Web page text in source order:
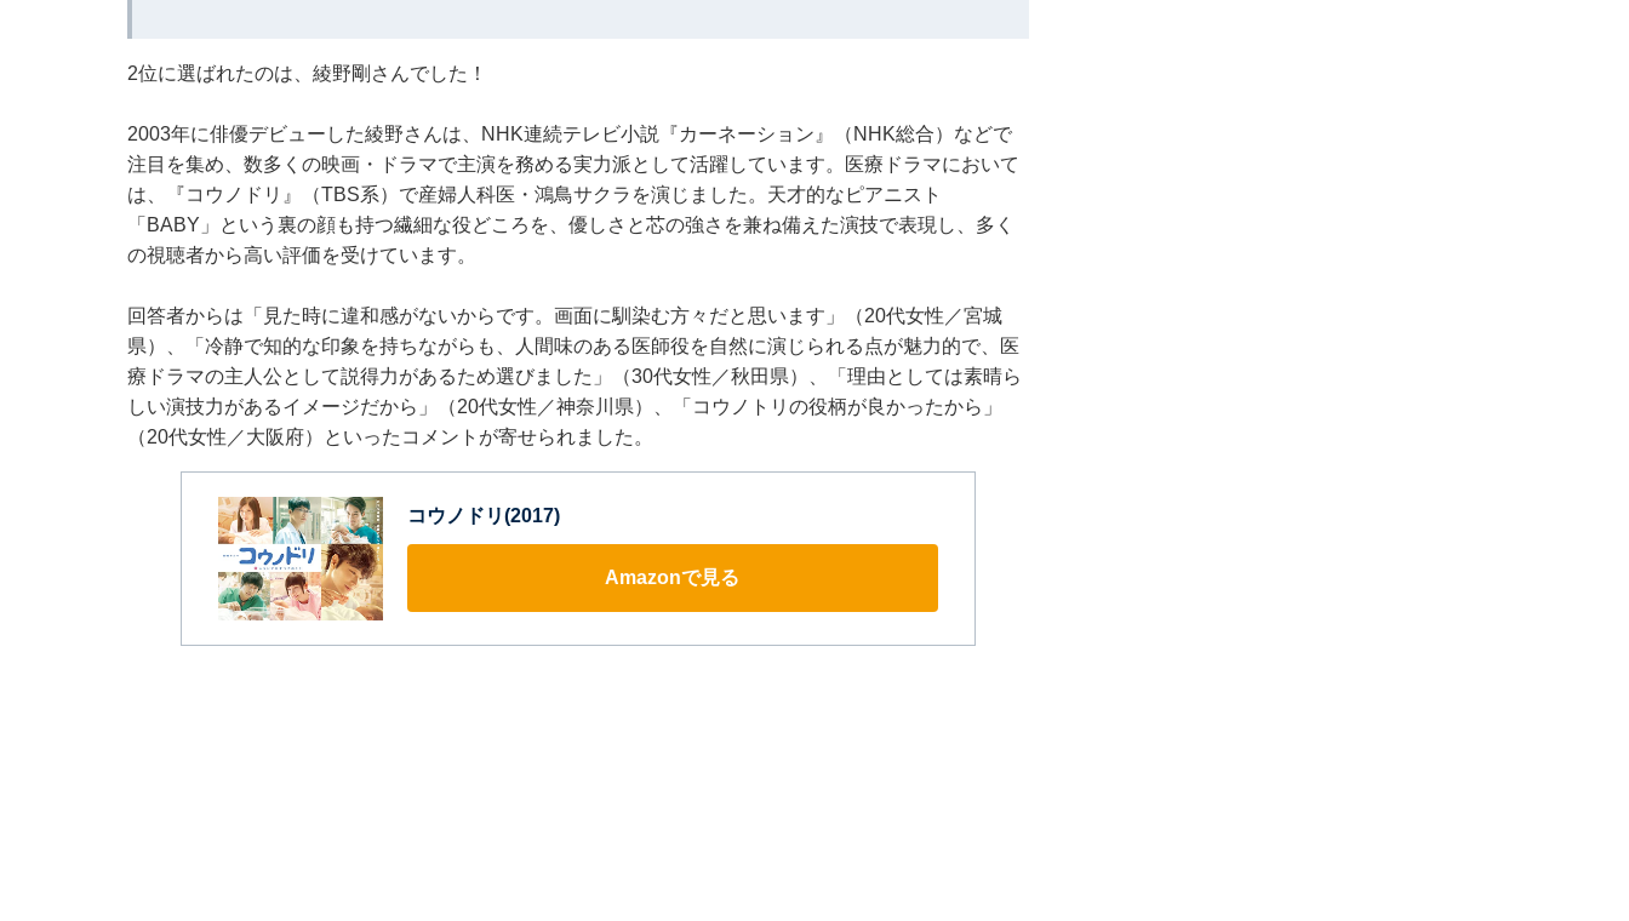
2位に選ばれたのは、綾野剛さんでした！
2003年に俳優デビューした綾野さんは、NHK連続テレビ小説『カーネーション』（NHK総合）などで
注目を集め、数多くの映画・ドラマで主演を務める実力派として活躍しています。医療ドラマにおいて
は、『コウノドリ』（TBS系）で産婦人科医・鴻鳥サクラを演じました。天才的なピアニスト
「BABY」という裏の顔も持つ繊細な役どころを、優しさと芯の強さを兼ね備えた演技で表現し、多く
の視聴者から高い評価を受けています。
回答者からは「見た時に違和感がないからです。画面に馴染む方々だと思います」（20代女性／宮城
県）、「冷静で知的な印象を持ちながらも、人間味のある医師役を自然に演じられる点が魅力的で、医
療ドラマの主人公として説得力があるため選びました」（30代女性／秋田県）、「理由としては素晴ら
しい演技力があるイメージだから」（20代女性／神奈川県）、「コウノトリの役柄が良かったから」
（20代女性／大阪府）といったコメントが寄せられました。
コウノドリ(2017)
Amazonで見る